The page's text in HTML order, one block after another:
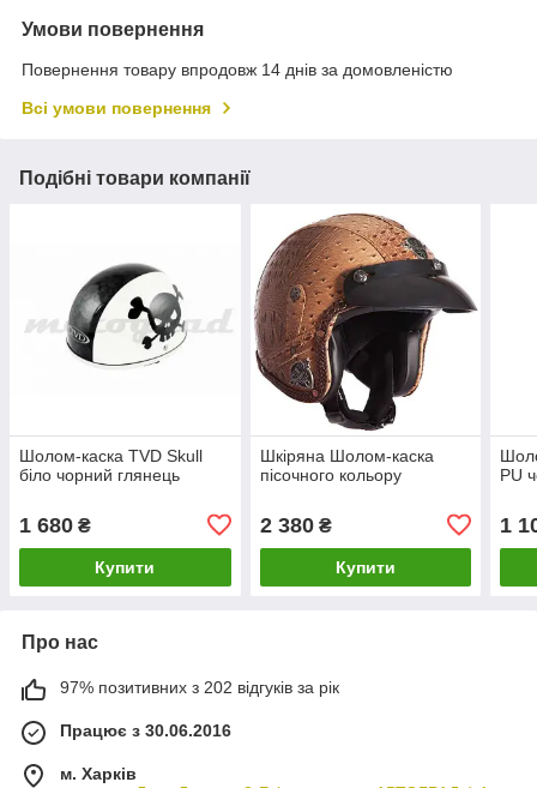
Умови повернення
Повернення товару впродовж 14 днів за домовленістю
Всі умови повернення
Подібні товари компанії
Шолом-каска TVD Skull
біло чорний глянець
1 680 ₴
Купити
Шкіряна Шолом-каска
пісочного кольору
2 380₴
Купити
PU
1
Про нас
97% позитивних з 202 відгуків за рік
Працює з 30.06.2016
м. Харків